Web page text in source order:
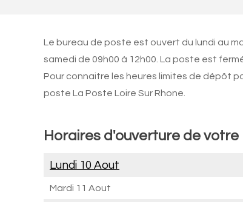
Le bureau de poste est ouvert du lundi au
samedi de 09h00 à 12h00. La poste est
Pour connaitre les heures limites de dépôt
poste La Poste Loire Sur Rhone.
Horaires d'ouverture de votre
Lundi 10 Aout
Mardi 11 Aout